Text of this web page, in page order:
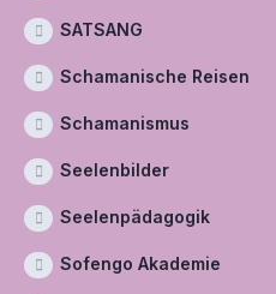
SATSANG
Schamanische Reisen
Schamanismus
Seelenbilder
Seelenpädagogik
Sofengo Akademie